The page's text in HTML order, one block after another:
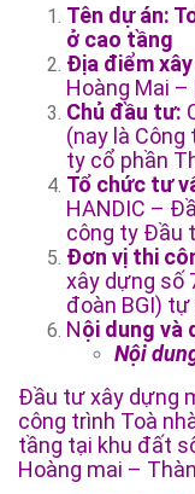
Tên dự án:
ở cao tầng
Địa điểm
Hoàng Mai –
Chủ đầu tư:
(nay là Công
ty cổ phần
Tổ chức tư
HANDIC –
công ty Đầu
Đơn vị thi
xây dựng số
đoàn BGI)
Nội dung và
Nội
Đầu tư xây dựng
công trình Toà
tầng tại khu đất
Hoàng mai –